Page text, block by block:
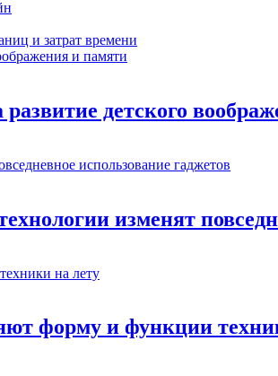
и затрат времени
детского
изменят
форму и функции